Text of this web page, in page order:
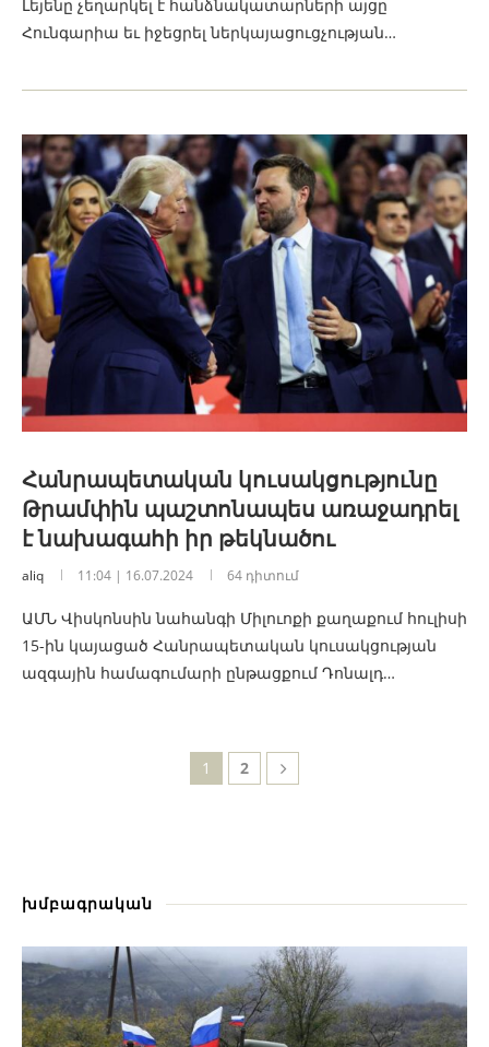
Լեյենը չեղարկել է հանձնակատարների այցը
Հունգարիա եւ իջեցրել ներկայացուցչության…
Հանրապետական ​​կուսակցությունը
Թրամփին պաշտոնապես առաջադրել
է նախագահի իր թեկնածու
aliq 11:04 | 16.07.2024 64 դիտում
ԱՄՆ Վիսկոնսին նահանգի Միլուոքի քաղաքում հուլիսի
15-ին կայացած Հանրապետական կուսակցության
ազգային համագումարի ընթացքում Դոնալդ…
1 2
խմբագրական